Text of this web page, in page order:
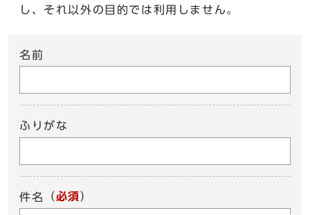
し、それ以外の目的では利用しません。
名前
ふりがな
件名 （必須）